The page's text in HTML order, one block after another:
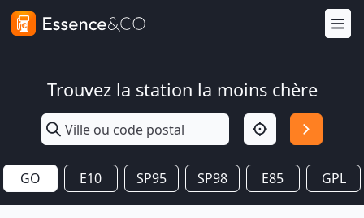
Trouvez la station la moins chère
GO E10 SP95 SP98 E85 GPL